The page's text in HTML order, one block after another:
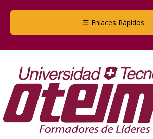
☰ Enlaces Rápidos